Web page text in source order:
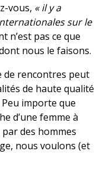
vous, « il y a
sur le
n’est pas ce que
nous le faisons.
de rencontres peut
de haute qualité
importe que
d’une femme à
des hommes
nous voulons (et